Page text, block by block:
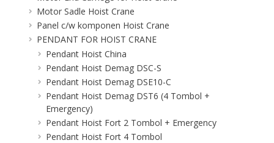
Motor Sadle Hoist Crane
Panel c/w komponen Hoist Crane
PENDANT FOR HOIST CRANE
Pendant Hoist China
Pendant Hoist Demag DSC-S
Pendant Hoist Demag DSE10-C
Pendant Hoist Demag DST6 (4 Tombol +
Emergency)
Pendant Hoist Fort 2 Tombol + Emergency
Pendant Hoist Fort 4 Tombol